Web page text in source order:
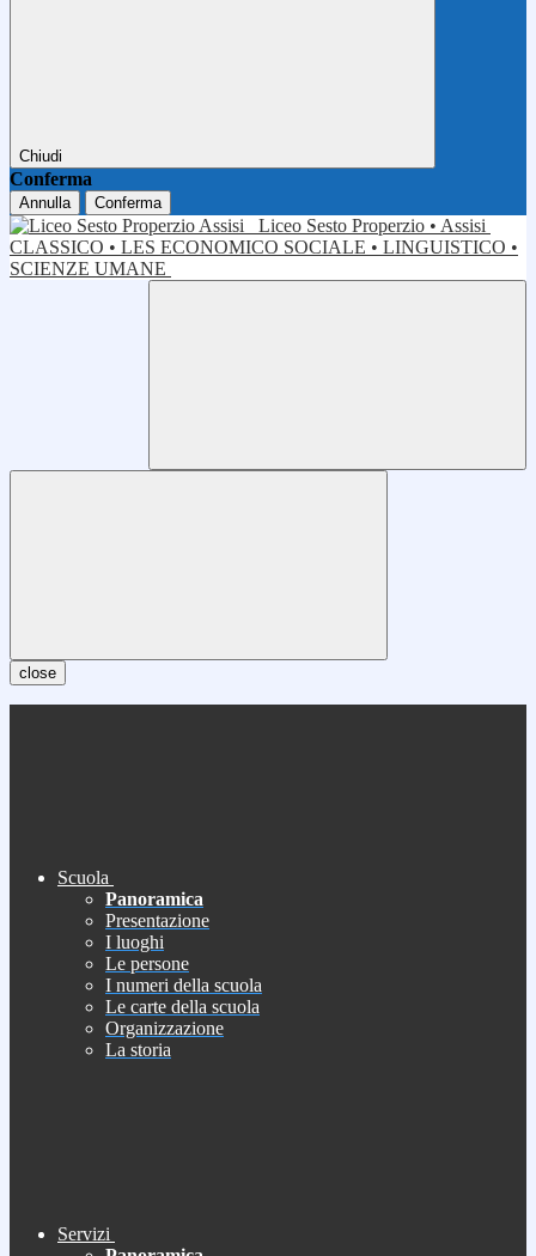
Chiudi
Conferma
Annulla Conferma
Liceo Sesto Properzio • Assisi
CLASSICO • LES ECONOMICO SOCIALE • LINGUISTICO •
SCIENZE UMANE
close
Scuola
Panoramica
Presentazione
I luoghi
Le persone
I numeri della scuola
Le carte della scuola
Organizzazione
La storia
Servizi